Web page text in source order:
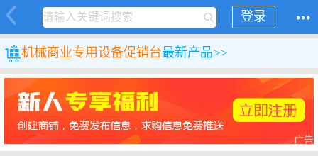
登录
机械商业专用设备促销台最新产品>>
广告